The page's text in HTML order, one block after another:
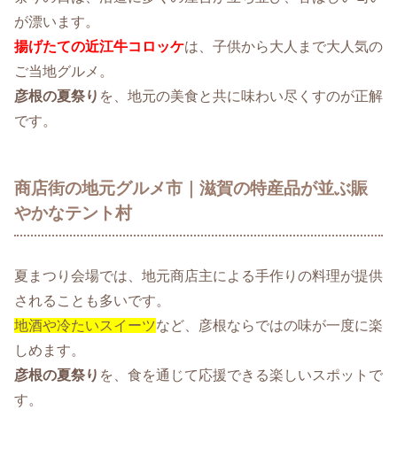
が漂います。
揚げたての近江牛コロッケは、子供から大人まで大人気の
ご当地グルメ。
彦根の夏祭り を、地元の美食と共に味わい尽くすのが正解
です。
商店街の地元グルメ市｜滋賀の特産品が並ぶ賑
やかなテント村
夏まつり会場では、地元商店主による手作りの料理が提供
されることも多いです。
地酒や冷たいスイーツなど、彦根ならではの味が一度に楽
しめます。
彦根の夏祭り を、食を通じて応援できる楽しいスポットで
す。